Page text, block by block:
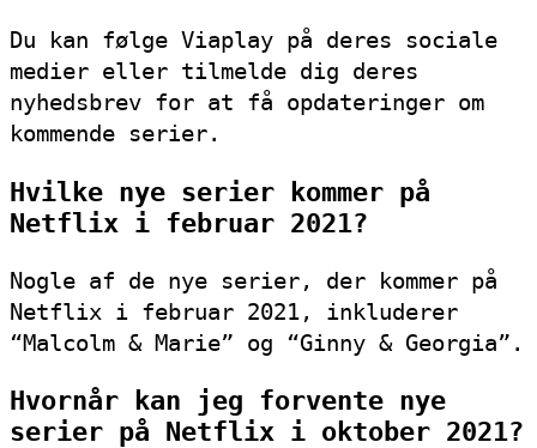
Du kan følge Viaplay på deres sociale
medier eller tilmelde dig deres
nyhedsbrev for at få opdateringer om
kommende serier.
Hvilke nye serier kommer på
Netflix i februar 2021?
Nogle af de nye serier, der kommer på
Netflix i februar 2021, inkluderer
“Malcolm & Marie” og “Ginny & Georgia”.
Hvornår kan jeg forvente nye
serier på Netflix i oktober 2021?